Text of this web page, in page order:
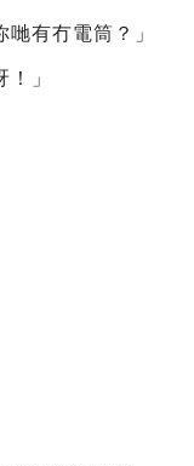
有冇電筒？」
」